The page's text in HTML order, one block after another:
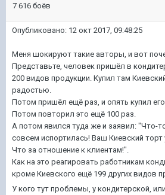
7 616 боёв
Опубликовано: 12 окт 2017, 09:48:25
Меня шокируют такие авторы, и вот
Представьте, человек пришёл в
200 видов продукции. Купил там
радостью.
Потом пришёл ещё раз, и опять купил его.
Потом повторил это ещё 100 раз.
А потом явился туда же и заявил: "Что-
совсем испортилась! Ваш Киевский торт
Что за отношение к клиентам!".
Как на это реагировать работникам
кроме Киевского ещё 199 других видов
У кого тут проблемы, у кондитерской,